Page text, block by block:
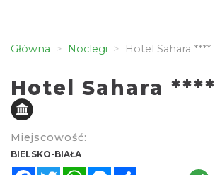
Główna Noclegi Hotel Sahara ****
Hotel Sahara ****
Miejscowość:
BIELSKO-BIAŁA
FacebookTwitterWhatsAppMessenger